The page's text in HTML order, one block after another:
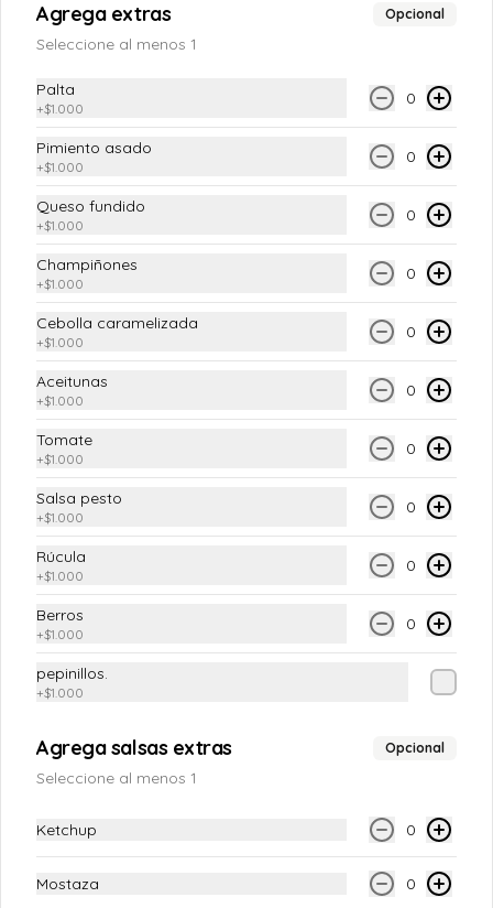
Kombucha artesanal Kombuchu 333 ml
- Hibiscus Frambuesa
Emporio Vegan
HASTA AGOTAR STOCK!
Conócenos
Agrega extras Opcional
Seleccione al menos 1
Palta
+$1.000
0
Pimiento asado
+$1.000
0
Queso fundido
+$1.000
0
Champiñones
+$1.000
0
Cebolla caramelizada
+$1.000
0
Aceitunas
+$1.000
0
Tomate
+$1.000
0
Salsa pesto
+$1.000
0
Rúcula
+$1.000
0
Berros
+$1.000
0
pepinillos.
+$1.000
Agrega salsas extras Opcional
Seleccione al menos 1
Ketchup 0
Mostaza 0